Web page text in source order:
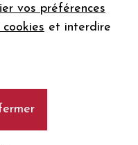
vos préférences
et interdire
recevoir la newsletter de la